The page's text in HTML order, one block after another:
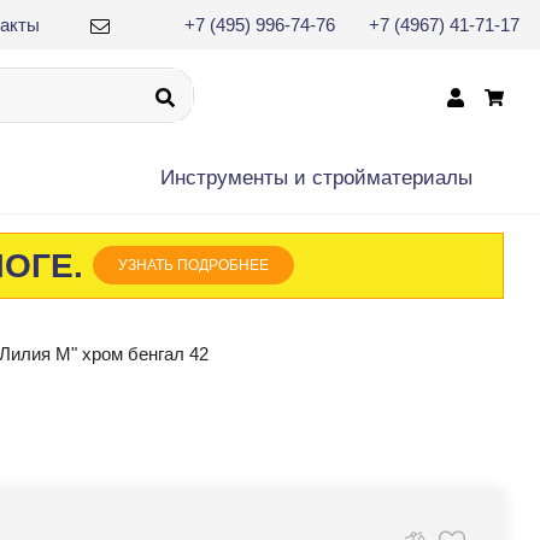
+7 (495) 996-74-76 +7 (4967) 41-71-17
Инструменты и cтройматериалы
УЗНАТЬ ПОДРОБНЕЕ
М" хром бенгал 42